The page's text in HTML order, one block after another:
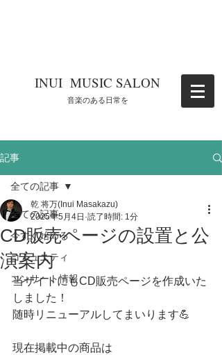
​INUI MUSIC SALON
​音楽のある日常を
記事
全ての記事
今すぐ始める
コミュニティ
コンサート情報
全ての記事
CD販売ページの設置と公
演案内
乾 将万(Inui Masakazu)
2025年5月4日 読了時間: 1分
当サイトにもCD販売ページを作成いた
しました！
随時リニューアルしてまいります💪
現在掲載中の商品は